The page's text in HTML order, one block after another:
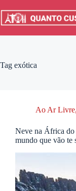
para
Tag exótica
Ao Ar Livre,
Neve na África do
mundo que vão te